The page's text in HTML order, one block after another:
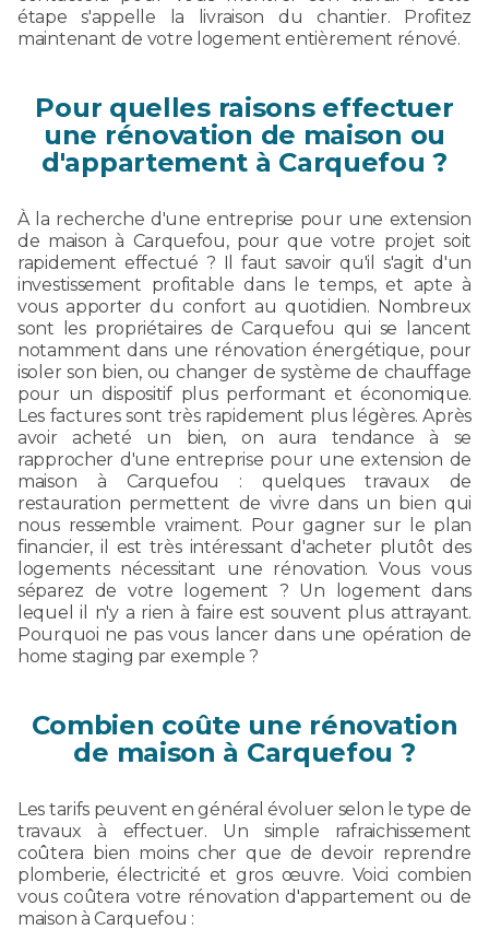
étape s'appelle la livraison du chantier. Profitez
maintenant de votre logement entièrement rénové.
Pour quelles raisons effectuer
une rénovation de maison ou
d'appartement à Carquefou ?
À la recherche d'une entreprise pour une extension
de maison à Carquefou, pour que votre projet soit
rapidement effectué ? Il faut savoir qu'il s'agit d'un
investissement profitable dans le temps, et apte à
vous apporter du confort au quotidien. Nombreux
sont les propriétaires de Carquefou qui se lancent
notamment dans une rénovation énergétique, pour
isoler son bien, ou changer de système de chauffage
pour un dispositif plus performant et économique.
Les factures sont très rapidement plus légères. Après
avoir acheté un bien, on aura tendance à se
rapprocher d'une entreprise pour une extension de
maison à Carquefou : quelques travaux de
restauration permettent de vivre dans un bien qui
nous ressemble vraiment. Pour gagner sur le plan
financier, il est très intéressant d'acheter plutôt des
logements nécessitant une rénovation. Vous vous
séparez de votre logement ? Un logement dans
lequel il n'y a rien à faire est souvent plus attrayant.
Pourquoi ne pas vous lancer dans une opération de
home staging par exemple ?
Combien coûte une rénovation
de maison à Carquefou ?
Les tarifs peuvent en général évoluer selon le type de
travaux à effectuer. Un simple rafraichissement
coûtera bien moins cher que de devoir reprendre
plomberie, électricité et gros œuvre. Voici combien
vous coûtera votre rénovation d'appartement ou de
maison à Carquefou :